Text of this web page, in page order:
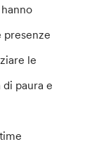
le
paura e